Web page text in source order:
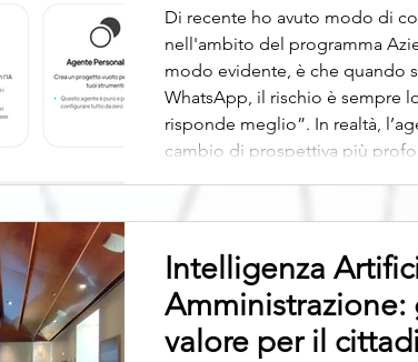
Di recente ho avuto modo di
nell'ambito del programma
modo evidente, è che quando
WhatsApp, il rischio è sempre
risponde meglio”. In realtà,
cambio di prospettiva più
Intelligenza
Amministrazione:
valore per il